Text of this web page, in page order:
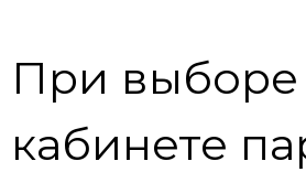
При выборе
кабинете